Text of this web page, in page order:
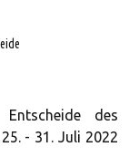
des
- 31. Juli 2022